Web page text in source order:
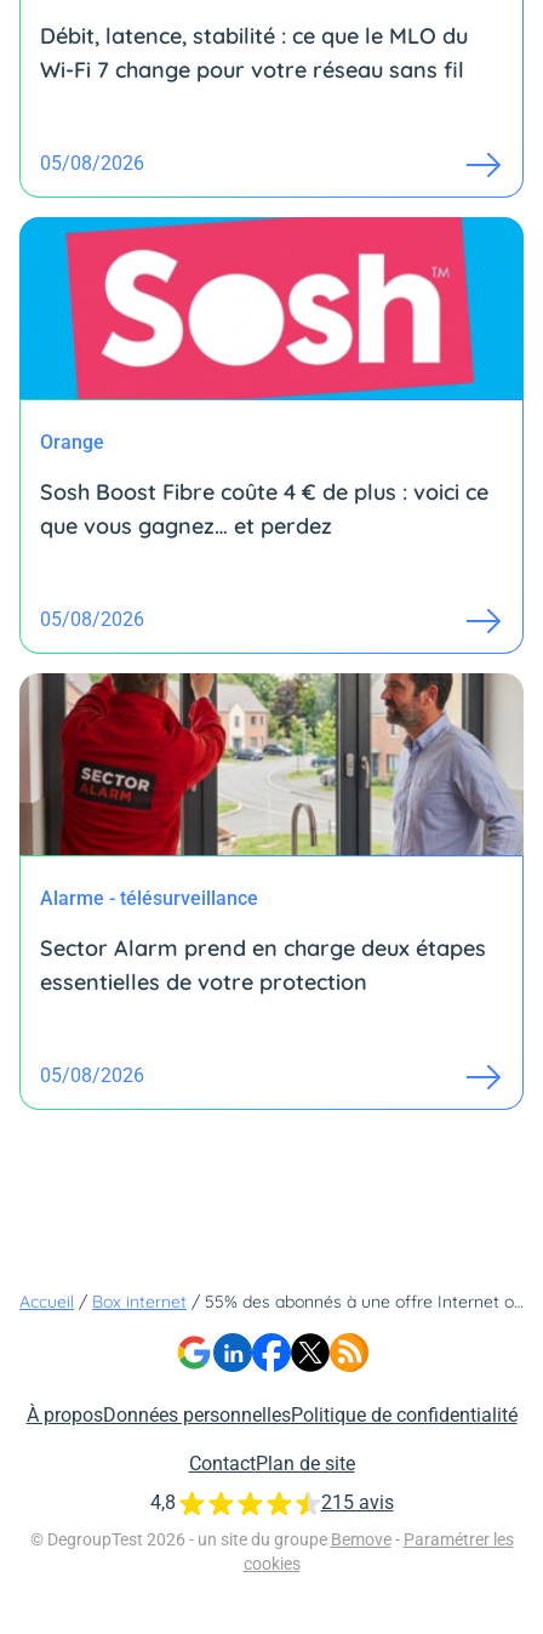
Débit, latence, stabilité : ce que le MLO du
Wi-Fi 7 change pour votre réseau sans fil
05/08/2026
Orange
Sosh Boost Fibre coûte 4 € de plus : voici ce
que vous gagnez… et perdez
05/08/2026
Alarme - télésurveillance
Sector Alarm prend en charge deux étapes
essentielles de votre protection
05/08/2026
Accueil / Box internet / 55% des abonnés à une offre Internet ont rencontré un problème - Mais cet opérateur est celui qui obtient le meilleur niveau de satisfaction.
À proposDonnées personnellesPolitique de confidentialité
ContactPlan de site
© DegroupTest 2026 - un site du groupe Bemove - Paramétrer les
cookies
4,8 215 avis